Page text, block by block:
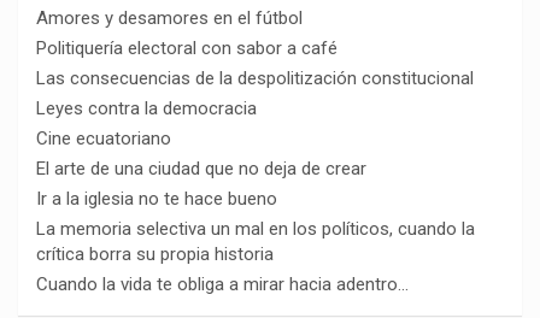
Amores y desamores en el fútbol
Politiquería electoral con sabor a café
Las consecuencias de la despolitización constitucional
Leyes contra la democracia
Cine ecuatoriano
El arte de una ciudad que no deja de crear
Ir a la iglesia no te hace bueno
La memoria selectiva un mal en los políticos, cuando la
crítica borra su propia historia
Cuando la vida te obliga a mirar hacia adentro…